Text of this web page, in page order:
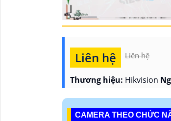
Liên hệ Liên hệ
Thương hiệu: Hikvision
CAMERA THEO CHỨC